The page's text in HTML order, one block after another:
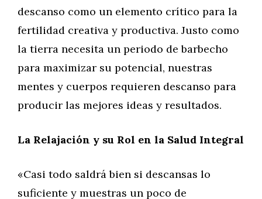
descanso como un elemento crítico para la
fertilidad creativa y productiva. Justo como
la tierra necesita un periodo de barbecho
para maximizar su potencial, nuestras
mentes y cuerpos requieren descanso para
producir las mejores ideas y resultados.
La Relajación y su Rol en la Salud Integral
«Casi todo saldrá bien si descansas lo
suficiente y muestras un poco de